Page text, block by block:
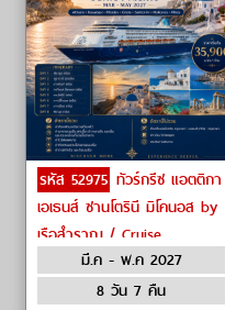
รหัส 52975 ทัวร์กรีซ แอตติกา
เอเธนส์ ซานโตรินี มิโคนอส by
เรือสำราญ / Cruise
มี.ค - พ.ค 2027
8 วัน 7 คืน